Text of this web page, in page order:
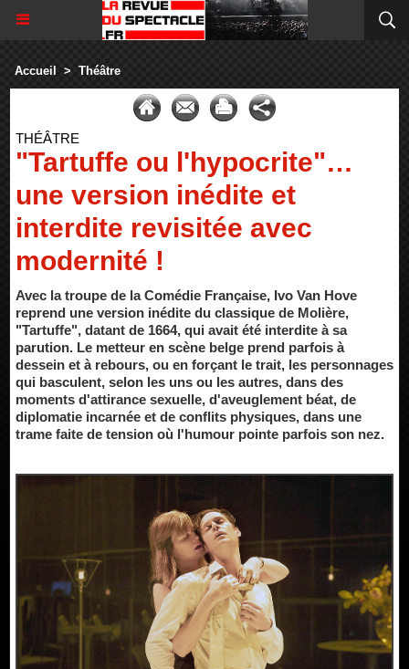
Accueil > Théâtre
THÉÂTRE
"Tartuffe ou l'hypocrite"…
une version inédite et
interdite revisitée avec
modernité !
Avec la troupe de la Comédie Française, Ivo Van Hove
reprend une version inédite du classique de Molière,
"Tartuffe", datant de 1664, qui avait été interdite à sa
parution. Le metteur en scène belge prend parfois à
dessein et à rebours, ou en forçant le trait, les personnages
qui basculent, selon les uns ou les autres, dans des
moments d'attirance sexuelle, d'aveuglement béat, de
diplomatie incarnée et de conflits physiques, dans une
trame faite de tension où l'humour pointe parfois son nez.